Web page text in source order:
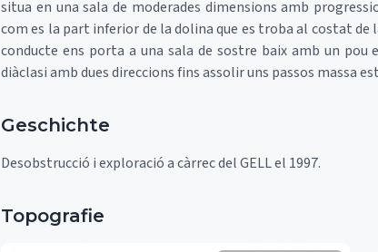
situa en una sala de moderades dimensions amb
com es la part inferior de la dolina que es troba al costat
conducte ens porta a una sala de sostre baix amb un
diàclasi amb dues direccions fins assolir uns passos massa
Geschichte
Desobstrucció i exploració a càrrec del GELL el 1997.
Topografie